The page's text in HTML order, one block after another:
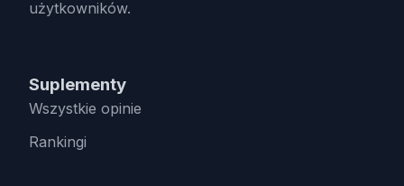
użytkowników.
Suplementy
Wszystkie opinie
Rankingi